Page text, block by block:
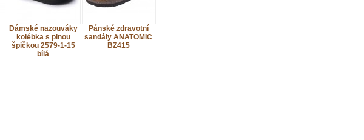
Dámské nazouváky
kolébka s plnou
špičkou 2579-1-15
bílá
Pánské zdravotní
sandály ANATOMIC
BZ415